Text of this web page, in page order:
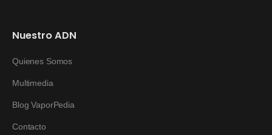
Nuestro ADN
Quienes Somos
Multimedia
Blog VaporPedia
Contacto